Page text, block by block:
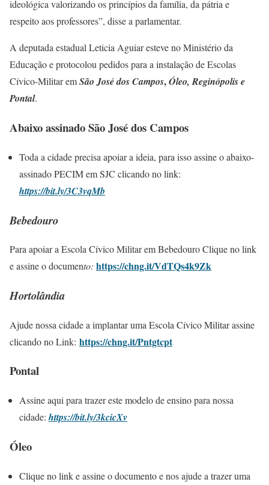
ideológica valorizando os princípios da família, da pátria e
respeito aos professores”, disse a parlamentar.
A deputada estadual Leticia Aguiar esteve no Ministério da
Educação e protocolou pedidos para a instalação de Escolas
Cívico-Militar emSão José dos Campos,Óleo, Reginópolis e
Pontal.
Abaixo assinado São José dos Campos
Toda a cidade precisa apoiar a ideia, para isso assine o abaixo-
assinado PECIM em SJC clicando no link:
https://bit.ly/3C3vqMb
Bebedouro
Para apoiar a Escola Cívico Militar em Bebedouro Clique no link
e assine o documento: https://chng.it/VdTQs4k9Zk
Hortolândia
Ajude nossa cidade a implantar uma Escola Cívico Militar assine
clicando no Link: https://chng.it/Pntgtcpt
Pontal
Assine aqui para trazer este modelo de ensino para nossa
cidade: https://bit.ly/3kcicXv
Óleo
Clique no link e assine o documento e nos ajude a trazer uma